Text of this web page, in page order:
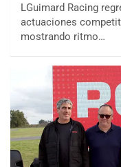
LGuimard Racing
actuaciones
mostrando ritmo…